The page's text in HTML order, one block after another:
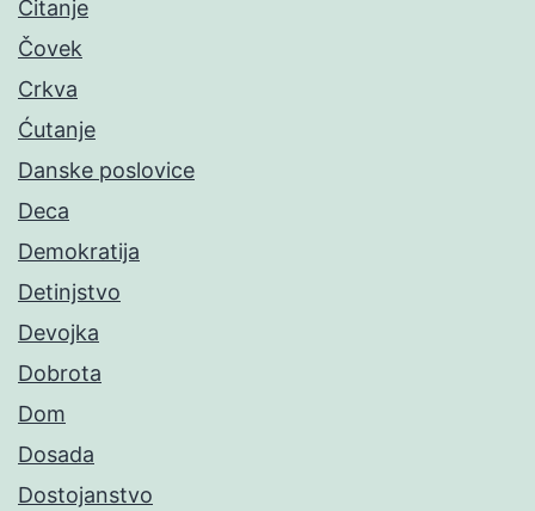
Čitanje
Čovek
Crkva
Ćutanje
Danske poslovice
Deca
Demokratija
Detinjstvo
Devojka
Dobrota
Dom
Dosada
Dostojanstvo